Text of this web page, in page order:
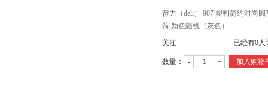
得力（deli） 907 塑料简约时尚圆
筒 颜色随机（灰色）
关注
已经有0人
数量： - + 加入购物